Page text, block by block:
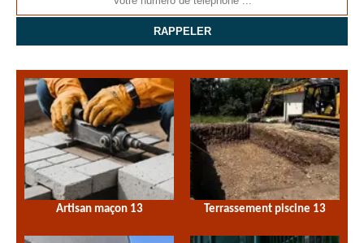
Artisan maçon 13 Terrassement piscine 13